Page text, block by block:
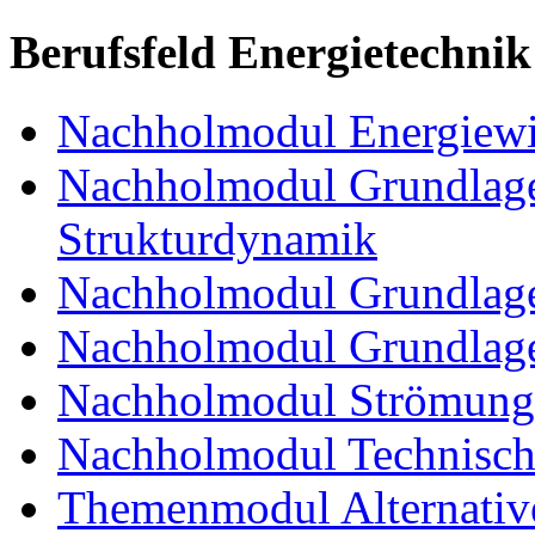
Berufsfeld Energietechnik
Nachholmodul
Nachholmodul
Strukturdynamik
Nachholmodul
Nachholmodul
Nachholmodul
Nachholmodul
Themenmodul